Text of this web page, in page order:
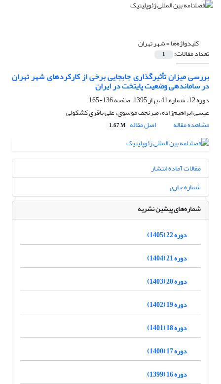
کلیدواژه‌ها =شهر تهران
تعداد مقالات: 1
بررسی میزان تأثیرگذاری جابجایی برخی از کارکردهای شهر تهران
در ساماندهی وضعیت پایتخت در ایران
دوره 12، شماره 41، بهار 1395، صفحه
136-165
عیسی ابراهیم‌زاده، میرنجف موسوی، علی باقری کشکولی
مشاهده مقاله
اصل مقاله 1.67 M
مقالات آماده انتشار
شماره جاری
شماره‌های پیشین نشریه
دوره 22 (1405)
دوره 21 (1404)
دوره 20 (1403)
دوره 19 (1402)
دوره 18 (1401)
دوره 17 (1400)
دوره 16 (1399)